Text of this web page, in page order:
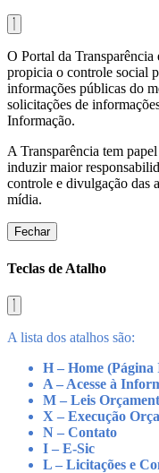
O Portal da
propicia o controle social
informações públicas do
solicitações de
Informação.
A Transparência tem
induzir maior
controle e divulgação das
mídia.
Fechar
Teclas de Atalho
A lista dos atalhos são:
H – Home (Página
A – Acesse à
M – Leis
X – Execução
N – Contato
I – E-Sic
L – Licitações e